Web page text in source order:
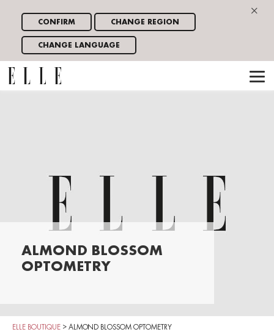
×
CONFIRM CHANGE REGION
CHANGE LANGUAGE
ALMOND BLOSSOM
OPTOMETRY
ELLE BOUTIQUE > ALMOND BLOSSOM OPTOMETRY